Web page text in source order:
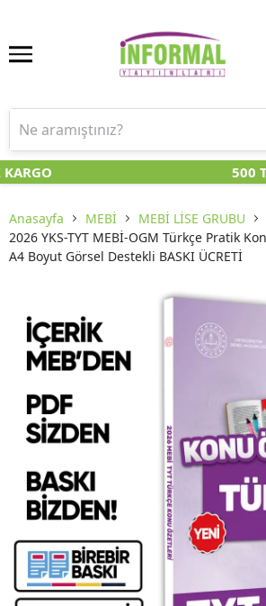
500
Anasayfa MEBİ MEBİ LİSE GRUBU
2026 YKS-TYT MEBİ-OGM Türkçe Pratik
A4 Boyut Görsel Destekli BASKI ÜCRETİ